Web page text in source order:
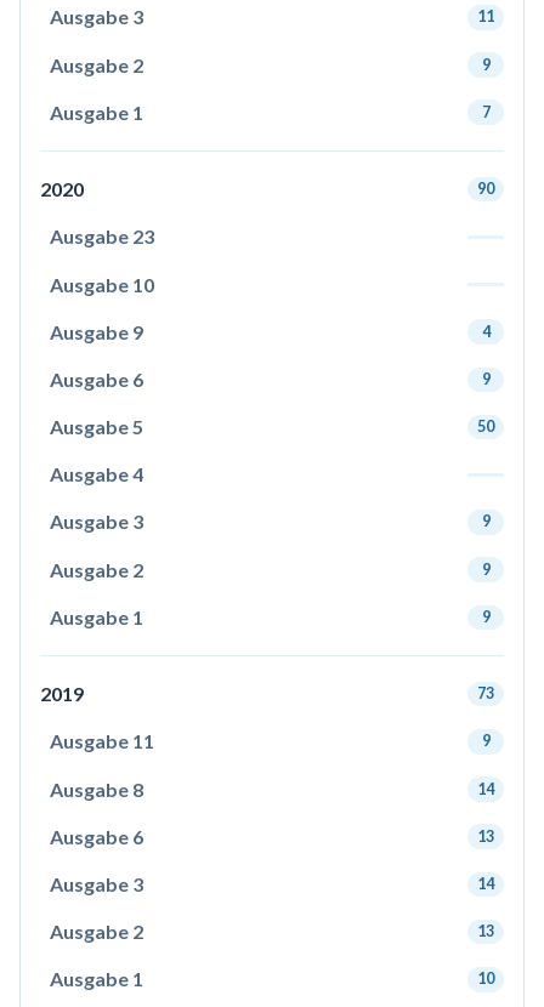
Ausgabe 3 11
Ausgabe 2 9
Ausgabe 1 7
2020 90
Ausgabe 23
Ausgabe 10
Ausgabe 9 4
Ausgabe 6 9
Ausgabe 5 50
Ausgabe 4
Ausgabe 3 9
Ausgabe 2 9
Ausgabe 1 9
2019 73
Ausgabe 11 9
Ausgabe 8 14
Ausgabe 6 13
Ausgabe 3 14
Ausgabe 2 13
Ausgabe 1 10